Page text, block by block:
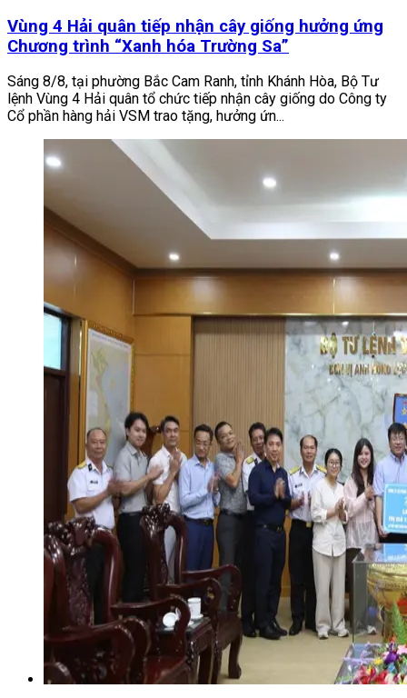
Vùng 4 Hải quân tiếp nhận cây giống hưởng ứng
Chương trình “Xanh hóa Trường Sa”
Sáng 8/8, tại phường Bắc Cam Ranh, tỉnh Khánh Hòa, Bộ Tư
lệnh Vùng 4 Hải quân tổ chức tiếp nhận cây giống do Công ty
Cổ phần hàng hải VSM trao tặng, hưởng ứn...